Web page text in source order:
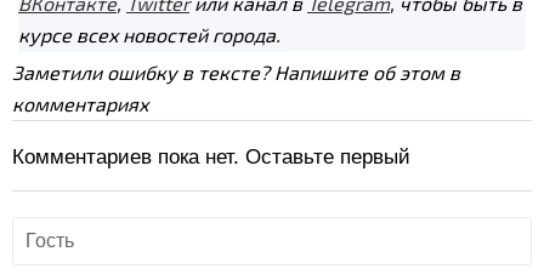
курсе всех новостей города.
Заметили ошибку в тексте? Напишите об этом в
комментариях
Комментариев пока нет. Оставьте первый